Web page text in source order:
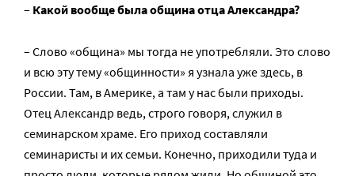
– Какой вообще была община отца Александра?
– Слово «община» мы тогда не употребляли. Это слово
и всю эту тему «общинности» я узнала уже здесь, в
России. Там, в Америке, а там у нас были приходы.
Отец Александр ведь, строго говоря, служил в
семинарском храме. Его приход составляли
семинаристы и их семьи. Конечно, приходили туда и